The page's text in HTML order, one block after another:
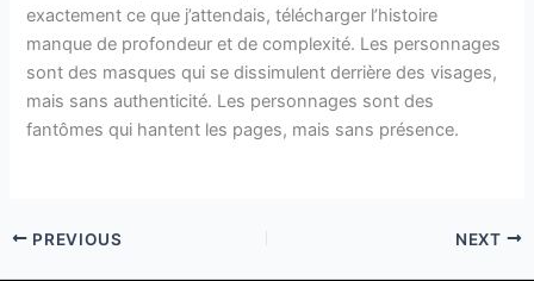
exactement ce que j’attendais, télécharger l’histoire
manque de profondeur et de complexité. Les personnages
sont des masques qui se dissimulent derrière des visages,
mais sans authenticité. Les personnages sont des
fantômes qui hantent les pages, mais sans présence.
PREVIOUS NEXT